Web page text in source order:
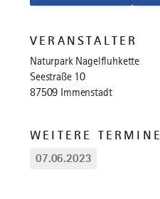
VERANSTALTER
Naturpark Nagelfluhkette
Seestraße 10
87509 Immenstadt
WEITERE TERMINE
07.06.2023